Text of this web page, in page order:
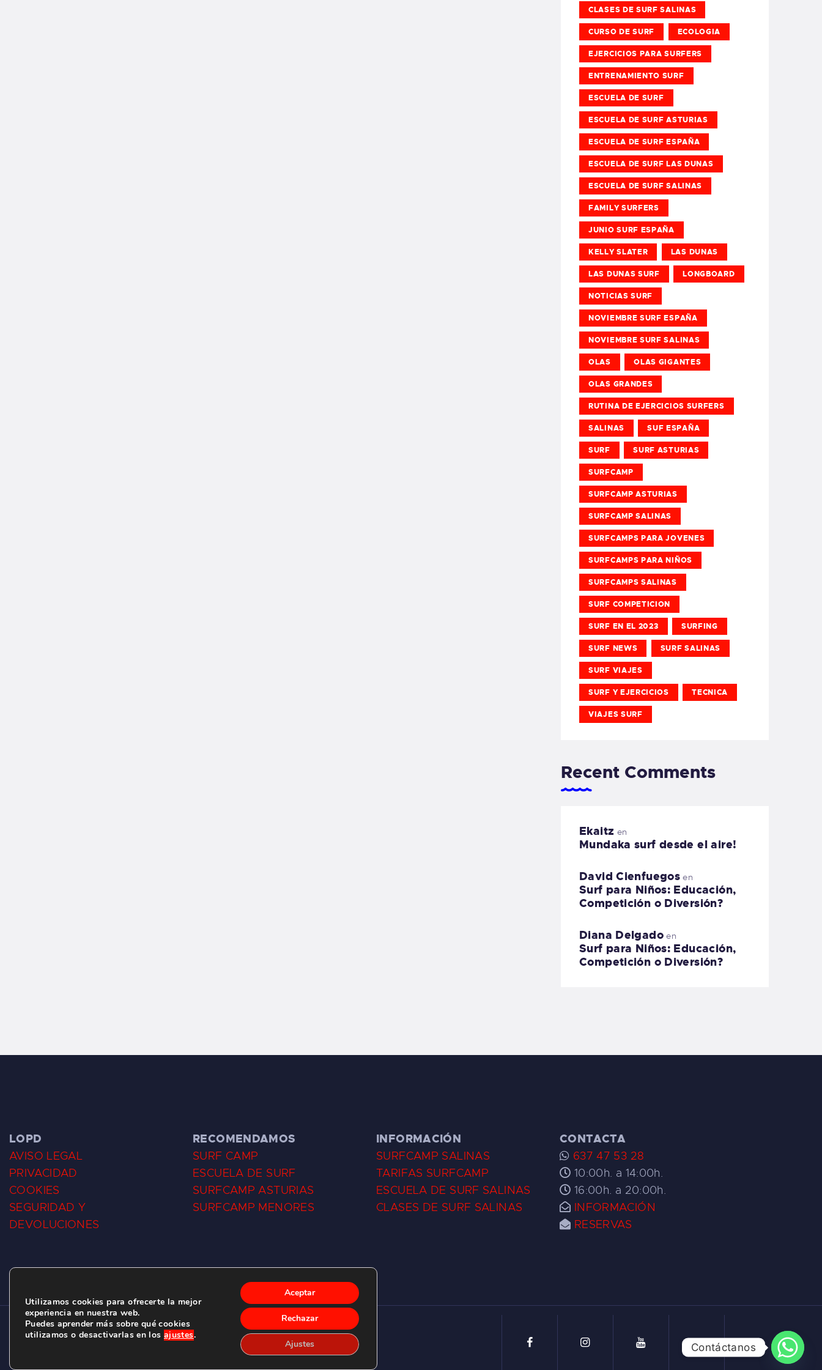
CLASES DE SURF SALINAS
CURSO DE SURF ECOLOGIA
EJERCICIOS PARA SURFERS
ENTRENAMIENTO SURF
ESCUELA DE SURF
ESCUELA DE SURF ASTURIAS
ESCUELA DE SURF ESPAÑA
ESCUELA DE SURF LAS DUNAS
ESCUELA DE SURF SALINAS
FAMILY SURFERS
JUNIO SURF ESPAÑA
KELLY SLATER LAS DUNAS
LAS DUNAS SURF LONGBOARD
NOTICIAS SURF
NOVIEMBRE SURF ESPAÑA
NOVIEMBRE SURF SALINAS
OLAS OLAS GIGANTES
OLAS GRANDES
RUTINA DE EJERCICIOS SURFERS
SALINAS SUF ESPAÑA
SURF SURF ASTURIAS
SURFCAMP
SURFCAMP ASTURIAS
SURFCAMP SALINAS
SURFCAMPS PARA JOVENES
SURFCAMPS PARA NIÑOS
SURFCAMPS SALINAS
SURF COMPETICION
SURF EN EL 2023 SURFING
SURF NEWS SURF SALINAS
SURF VIAJES
SURF Y EJERCICIOS TECNICA
VIAJES SURF
Recent Comments
Ekaitz en
Mundaka surf desde el aire!
David Cienfuegos en
Surf para Niños: Educación,
Competición o Diversión?
Diana Delgadoen
Surf para Niños: Educación,
Competición o Diversión?
LOPD
AVISO LEGAL
PRIVACIDAD
COOKIES
SEGURIDAD Y
DEVOLUCIONES
RECOMENDAMOS
SURF CAMP
ESCUELA DE SURF
SURFCAMP ASTURIAS
SURFCAMP MENORES
INFORMACIÓN
SURFCAMP SALINAS
TARIFAS SURFCAMP
ESCUELA DE SURF SALINAS
CLASES DE SURF SALINAS
CONTACTA
637 47 53 28
10:00h. a 14:00h.
16:00h. a 20:00h.
INFORMACIÓN
RESERVAS
CLUB DE SURF LAS DUNAS ©2026.
C/ BERNARDO ÁLVAREZ GALAN 1, SALINAS (ASTURIAS)
Utilizamos cookies para ofrecerte la mejor
experiencia en nuestra web.
Puedes aprender más sobre qué cookies
utilizamos o desactivarlas en los ajustes.
Aceptar
Rechazar
Ajustes Contáctanos